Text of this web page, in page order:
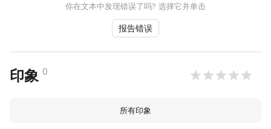
你在文本中发现错误了吗? 选择它并单击
报告错误
印象 0
所有印象